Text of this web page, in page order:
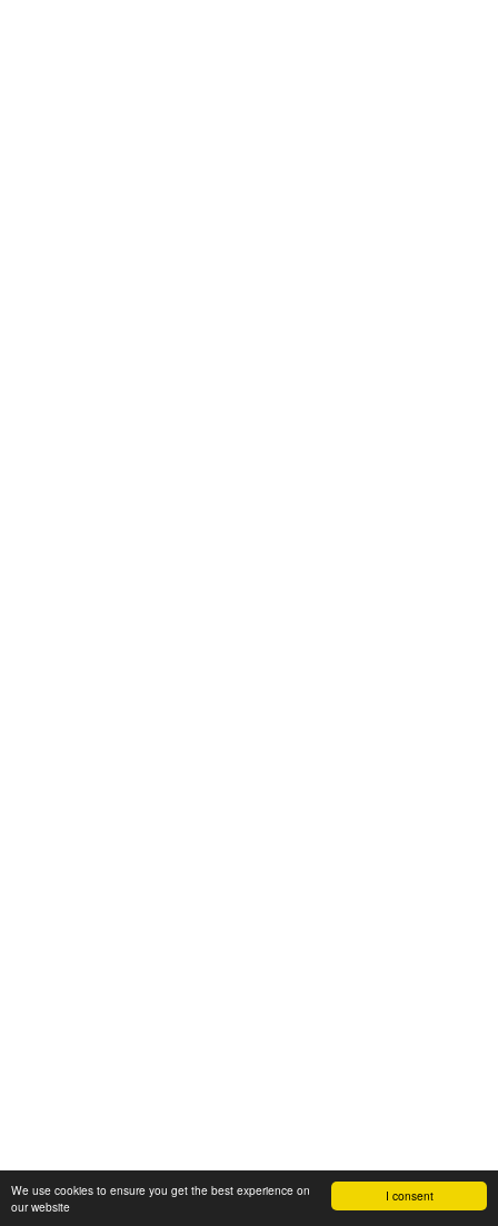
I consent
We use cookies to ensure you get the best experience on
our website